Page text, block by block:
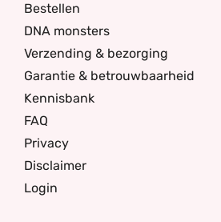
Bestellen
DNA monsters
Verzending & bezorging
Garantie & betrouwbaarheid
Kennisbank
FAQ
Privacy
Disclaimer
Login